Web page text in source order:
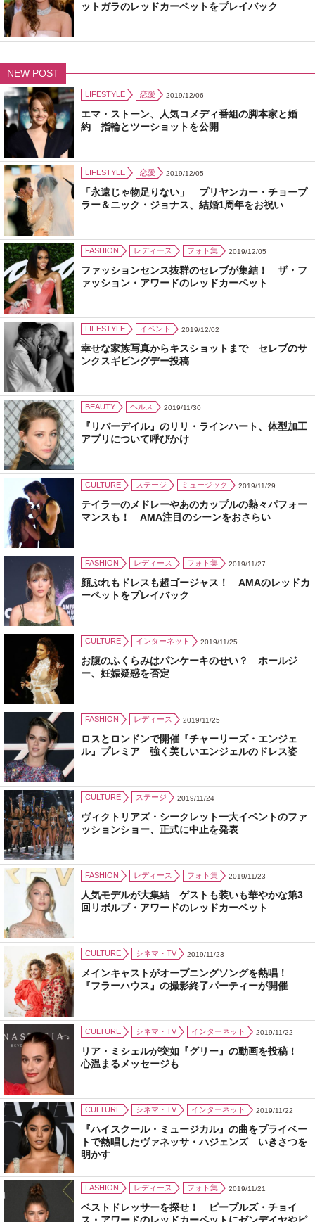
ットガラのレッドカーペットをプレイバック
NEW POST
LIFESTYLE 恋愛 2019/12/06
エマ・ストーン、人気コメディ番組の脚本家と婚
約 指輪とツーショットを公開
LIFESTYLE 恋愛 2019/12/05
「永遠じゃ物足りない」 プリヤンカー・チョープ
ラー＆ニック・ジョナス、結婚1周年をお祝い
FASHION レディース フォト集 2019/12/05
ファッションセンス抜群のセレブが集結！ ザ・フ
ァッション・アワードのレッドカーペット
LIFESTYLE イベント 2019/12/02
幸せな家族写真からキスショットまで セレブのサ
ンクスギビングデー投稿
BEAUTY ヘルス 2019/11/30
『リバーデイル』のリリ・ラインハート、体型加工
アプリについて呼びかけ
CULTURE ステージ ミュージック 2019/11/29
テイラーのメドレーやあのカップルの熱々パフォー
マンスも！ AMA注目のシーンをおさらい
FASHION レディース フォト集 2019/11/27
顔ぶれもドレスも超ゴージャス！ AMAのレッドカ
ーペットをプレイバック
CULTURE インターネット 2019/11/25
お腹のふくらみはパンケーキのせい？ ホールジ
ー、妊娠疑惑を否定
FASHION レディース 2019/11/25
ロスとロンドンで開催『チャーリーズ・エンジェ
ル』プレミア 強く美しいエンジェルのドレス姿
CULTURE ステージ 2019/11/24
ヴィクトリアズ・シークレット一大イベントのファ
ッションショー、正式に中止を発表
FASHION レディース フォト集 2019/11/23
人気モデルが大集結 ゲストも装いも華やかな第3
回リボルブ・アワードのレッドカーペット
CULTURE シネマ・TV 2019/11/23
メインキャストがオープニングソングを熱唱！
『フラーハウス』の撮影終了パーティーが開催
CULTURE シネマ・TV インターネット 2019/11/22
リア・ミシェルが突如『グリー』の動画を投稿！
心温まるメッセージも
CULTURE シネマ・TV インターネット 2019/11/22
『ハイスクール・ミュージカル』の曲をプライベー
トで熱唱したヴァネッサ・ハジェンズ いきさつを
明かす
FASHION レディース フォト集 2019/11/21
ベストドレッサーを探せ！ ピープルズ・チョイ